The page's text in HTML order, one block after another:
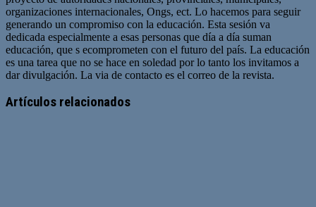
organizaciones internacionales, Ongs, ect. Lo hacemos para seguir
generando un compromiso con la educación. Esta sesión va
dedicada especialmente a esas personas que día a día suman
educación, que s ecomprometen con el futuro del país. La educación
es una tarea que no se hace en soledad por lo tanto los invitamos a
dar divulgación. La via de contacto es el correo de la revista.
web
Artículos relacionados